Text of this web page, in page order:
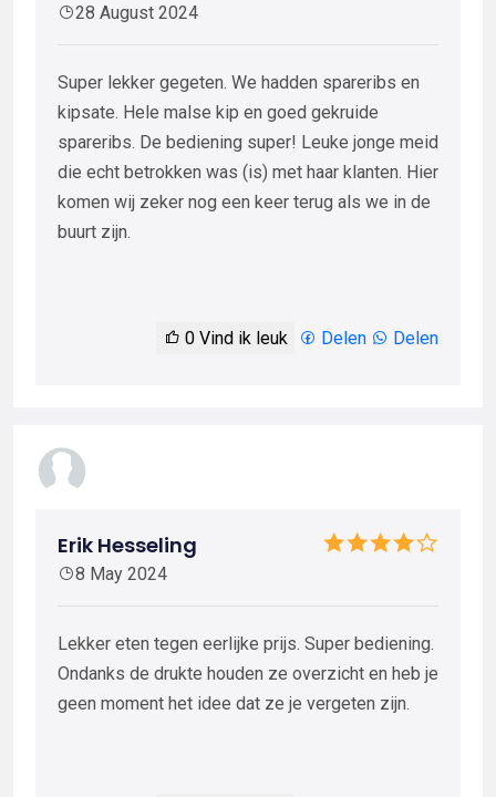
28 August 2024
Super lekker gegeten. We hadden spareribs en
kipsate. Hele malse kip en goed gekruide
spareribs. De bediening super! Leuke jonge meid
die echt betrokken was (is) met haar klanten. Hier
komen wij zeker nog een keer terug als we in de
buurt zijn.
0 Vind ik leuk Delen Delen
Erik Hesseling
8 May 2024
Lekker eten tegen eerlijke prijs. Super bediening.
Ondanks de drukte houden ze overzicht en heb je
geen moment het idee dat ze je vergeten zijn.